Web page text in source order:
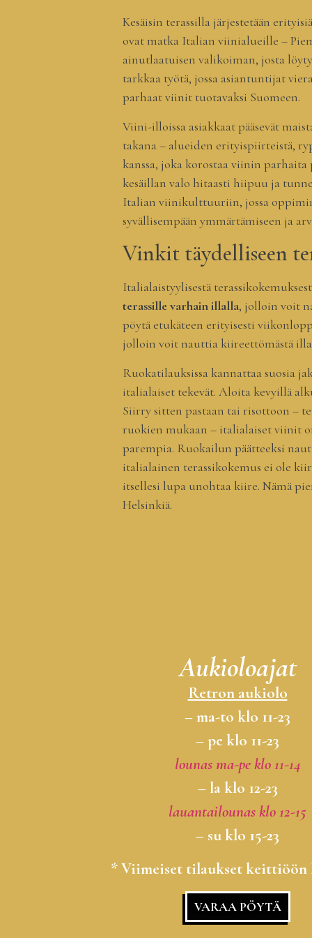
Kesäisin terassilla järjestetään
ovat matka Italian viinialueille –
ainutlaatuisen valikoiman, josta
tarkkaa työtä, jossa asiantuntijat
parhaat viinit tuotavaksi Suomeen.
Viini-illoissa asiakkaat pääsevät
takana – alueiden erityispiirteistä,
kanssa, joka korostaa viinin
kesäillan valo hitaasti hiipuu ja
Italian viinikulttuuriin, jossa
syvällisempään ymmärtämiseen ja
Vinkit täydelliseen
Italialaistyylisestä
terassille varhain illalla, jolloin voit
pöytä etukäteen erityisesti
jolloin voit nauttia kiireettömästä
Ruokatilauksissa kannattaa suosia
italialaiset tekevät. Aloita kevyillä
Siirry sitten pastaan tai risottoon –
ruokien mukaan – italialaiset viinit
parempia. Ruokailun päätteeksi
italialainen terassikokemus ei ole
itsellesi lupa unohtaa kiire. Nämä
Helsinkiä.
Aukioloajat
Retron aukiolo
– ma-to klo 11-23
– pe klo 11-23
lounas ma-pe klo 11-14
– la klo 12-23
lauantailounas klo 12-15
– su klo 15-23
* Viimeiset tilaukset keittiöön
VARAA PÖYTÄ